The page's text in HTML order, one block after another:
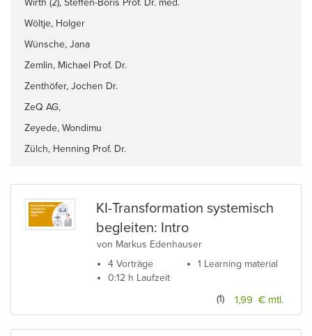
Wirth (2), Steffen-Boris Prof. Dr. med.
Wöltje, Holger
Wünsche, Jana
Zemlin, Michael Prof. Dr.
Zenthöfer, Jochen Dr.
ZeQ AG,
Zeyede, Wondimu
Zülch, Henning Prof. Dr.
KI-Transformation systemisch
begleiten: Intro
von Markus Edenhauser
4 Vorträge
0:12 h Laufzeit
1 Learning material
1,99 € mtl.
(1)